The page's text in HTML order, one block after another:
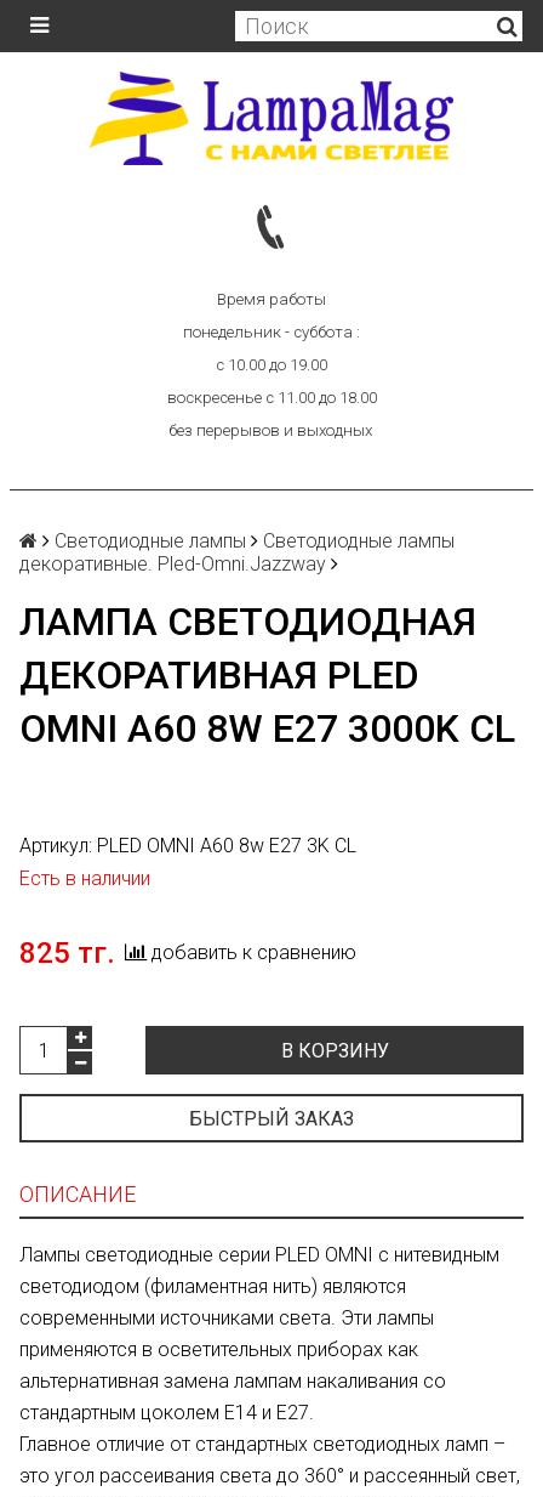
Время работы
понедельник - суббота :
с 10.00 до 19.00
воскресенье с 11.00 до 18.00
без перерывов и выходных
Светодиодные лампы
Светодиодные лампы
декоративные. Pled-Omni.Jazzway
ЛАМПА СВЕТОДИОДНАЯ
ДЕКОРАТИВНАЯ PLED
OMNI A60 8W E27 3000K CL
Артикул: PLED OMNI A60 8w E27 3K CL
Есть в наличии
825 тг. добавить к сравнению
В КОРЗИНУ
БЫСТРЫЙ ЗАКАЗ
ОПИСАНИЕ
Лампы светодиодные серии PLED OMNI с нитевидным
светодиодом (филаментная нить) являются
современными источниками света. Эти лампы
применяются в осветительных приборах как
альтернативная замена лампам накаливания со
стандартным цоколем Е14 и Е27.
Главное отличие от стандартных светодиодных ламп –
это угол рассеивания света до 360° и рассеянный свет,